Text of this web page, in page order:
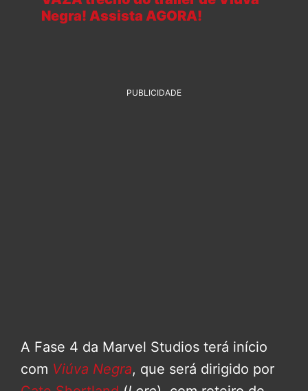
Negra! Assista AGORA!
PUBLICIDADE
A Fase 4 da Marvel Studios terá início
com Viúva Negra, que será dirigido por